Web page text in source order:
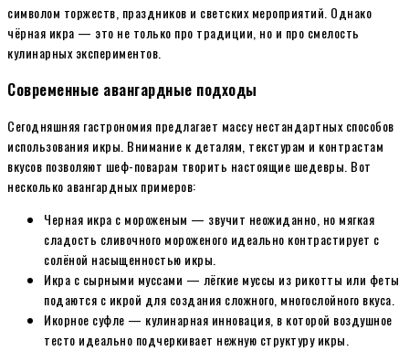
символом торжеств, праздников и светских мероприятий. Однако
чёрная икра — это не только про традиции, но и про смелость
кулинарных экспериментов.
Современные авангардные подходы
Сегодняшняя гастрономия предлагает массу нестандартных способов
использования икры. Внимание к деталям, текстурам и контрастам
вкусов позволяют шеф-поварам творить настоящие шедевры. Вот
несколько авангардных примеров:
Черная икра с мороженым — звучит неожиданно, но мягкая
сладость сливочного мороженого идеально контрастирует с
солёной насыщенностью икры.
Икра с сырными муссами — лёгкие муссы из рикотты или феты
подаются с икрой для создания сложного, многослойного вкуса.
Икорное суфле — кулинарная инновация, в которой воздушное
тесто идеально подчеркивает нежную структуру икры.